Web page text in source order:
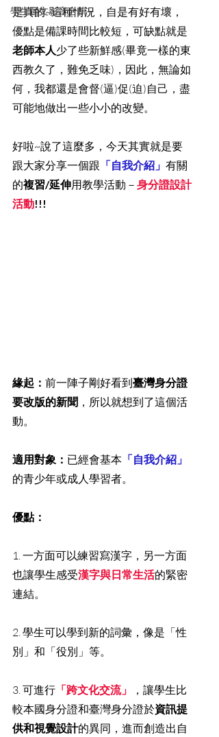
學生圖文影音合輯
是真的~這種情況，自是有好有壞，
優點是備課時間比較短，可缺點就是
老師本人少了些新鮮感(畢竟一樣的東
西教久了，難免乏味)，因此，無論如
何，我都還是會督(逼)促(迫)自己，盡
可能地做出一些小小的改變。
好啦~說了這麼多，今天其實就是要
跟大家分享一個跟 「自我介紹」 有關
的複習/延伸用教學活動－ 身分證設計
活動!!!
緣起： 前一陣子剛好看到臺灣身分證
要改版的新聞 ，所以就想到了這個活
動。
適用對象： 已經會基本 「自我介紹」
的青少年或成人學習者。
優點：
1. 一方面可以練習寫漢字，另一方面
也讓學生感受漢字與日常生活的緊密
連結。
2. 學生可以學到新的詞彙，像是「性
別」和「役別」等。
3. 可進行 「跨文化交流」
，讓學生比
較本國身分證和臺灣身分證於資訊提
供和視覺設計的異同，進而創造出自